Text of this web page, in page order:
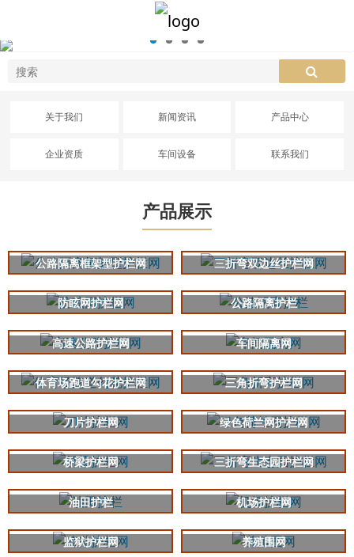
关于我们 新闻资讯 产品中心
企业资质 车间设备 联系我们
产品展示
公路隔离框架型护栏网 三折弯双边丝护栏网
防眩网护栏网 公路隔离护栏
高速公路护栏网 车间隔离网
体育场跑道勾花护栏网 三角折弯护栏网
刀片护栏网 绿色荷兰网护栏网
桥梁护栏网 三折弯生态园护栏网
油田护栏 机场护栏网
监狱护栏网 养殖围网